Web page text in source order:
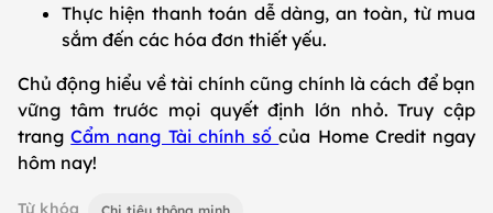
Thực hiện thanh toán dễ dàng, an toàn, từ mua
sắm đến các hóa đơn thiết yếu.
Chủ động hiểu về tài chính cũng chính là cách để bạn
vững tâm trước mọi quyết định lớn nhỏ. Truy cập
trangCẩm nang Tài chính sốcủa Home Credit ngay
hôm nay!
Từ khóa